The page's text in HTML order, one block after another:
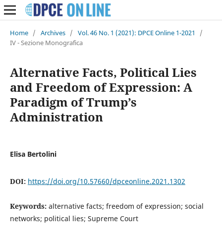
Home / Archives / Vol. 46 No. 1 (2021): DPCE Online 1-2021
/
IV - Sezione Monografica
Alternative Facts, Political Lies
and Freedom of Expression: A
Paradigm of Trump’s
Administration
Elisa Bertolini
DOI: https://doi.org/10.57660/dpceonline.2021.1302
Keywords: alternative facts; freedom of expression; social
networks; political lies; Supreme Court